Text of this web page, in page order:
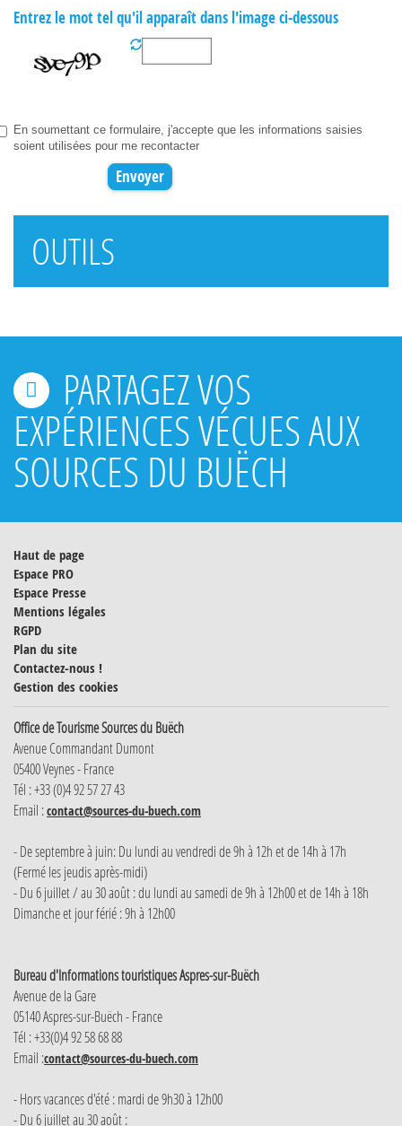
Entrez le mot tel qu'il apparaît dans l'image ci-dessous
En soumettant ce formulaire, j'accepte que les informations saisies
soient utilisées pour me recontacter
OUTILS
PARTAGEZ VOS
EXPÉRIENCES VÉCUES AUX
SOURCES DU BUËCH
Haut de page
Espace PRO
Espace Presse
Mentions légales
RGPD
Plan du site
Contactez-nous !
Gestion des cookies
Office de Tourisme Sources du Buëch
Avenue Commandant Dumont
05400 Veynes - France
Tél : +33 (0)4 92 57 27 43
Email :contact@sources-du-buech.com
- De septembre à juin: Du lundi au vendredi de 9h à 12h et de 14h à 17h
(Fermé les jeudis après-midi)
- Du 6 juillet / au 30 août : du lundi au samedi de 9h à 12h00 et de 14h à 18h
Dimanche et jour férié : 9h à 12h00
Bureau d'Informations touristiques Aspres-sur-Buëch
Avenue de la Gare
05140 Aspres-sur-Buëch - France
Tél : +33(0)4 92 58 68 88
Email :contact@sources-du-buech.com
- Hors vacances d'été : mardi de 9h30 à 12h00
- Du 6 juillet au 30 août :